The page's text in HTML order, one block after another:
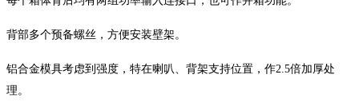
背部多个预备螺丝，方便安装壁架。
铝合金模具考虑到强度，特在喇叭、背架支持位置，作2.5倍加厚处
理。